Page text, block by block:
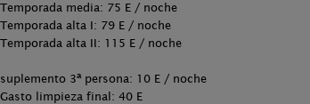
Temporada media: 75 E / noche
Temporada alta I: 79 E / noche
Temporada alta II: 115 E / noche
suplemento 3ª persona: 10 E / noche
Gasto limpieza final: 40 E